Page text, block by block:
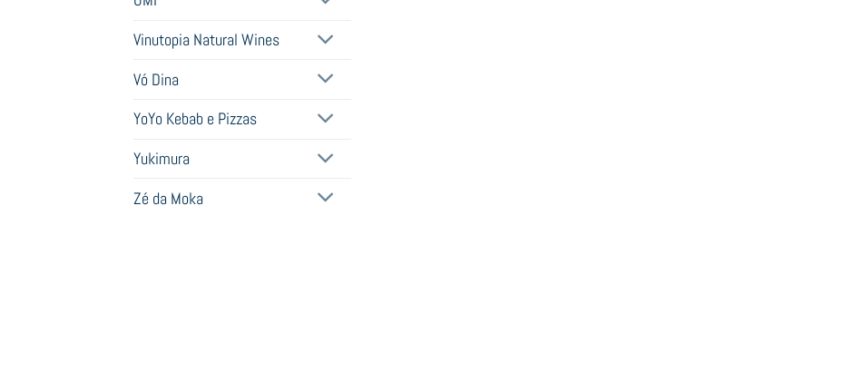
Vinutopia Natural Wines
Vó Dina
YoYo Kebab e Pizzas
Yukimura
Zé da Moka